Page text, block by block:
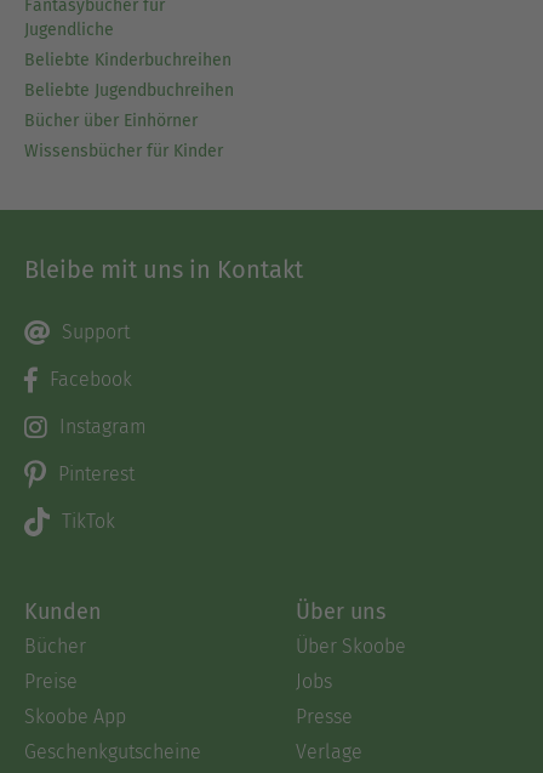
Fantasybücher für
Jugendliche
Beliebte Kinderbuchreihen
Beliebte Jugendbuchreihen
Bücher über Einhörner
Wissensbücher für Kinder
Bleibe mit uns in Kontakt
Support
Facebook
Instagram
Pinterest
TikTok
Kunden
Bücher
Preise
Skoobe App
Geschenkgutscheine
Über uns
Über Skoobe
Jobs
Presse
Verlage